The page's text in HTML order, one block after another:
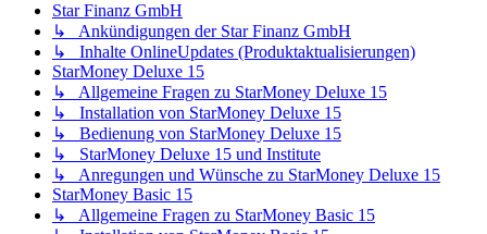
Star Finanz GmbH
↳ Ankündigungen der Star Finanz GmbH
↳ Inhalte OnlineUpdates (Produktaktualisierungen)
StarMoney Deluxe 15
↳ Allgemeine Fragen zu StarMoney Deluxe 15
↳ Installation von StarMoney Deluxe 15
↳ Bedienung von StarMoney Deluxe 15
↳ StarMoney Deluxe 15 und Institute
↳ Anregungen und Wünsche zu StarMoney Deluxe 15
StarMoney Basic 15
↳ Allgemeine Fragen zu StarMoney Basic 15